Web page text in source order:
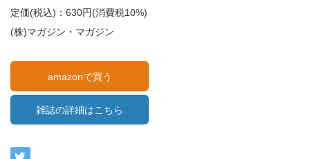
定価(税込)：630円(消費税10%)
(株)マガジン・マガジン
amazonで買う
雑誌の詳細はこちら